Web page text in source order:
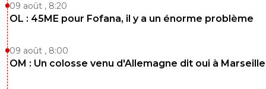
09 août , 8:20
OL : 45ME pour Fofana, il y a un énorme problème
09 août , 8:00
OM : Un colosse venu d'Allemagne dit oui à Marseille